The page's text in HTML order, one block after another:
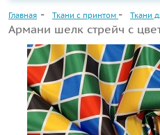
Главная Ткани с принтом Ткани
Армани шелк стрейч с